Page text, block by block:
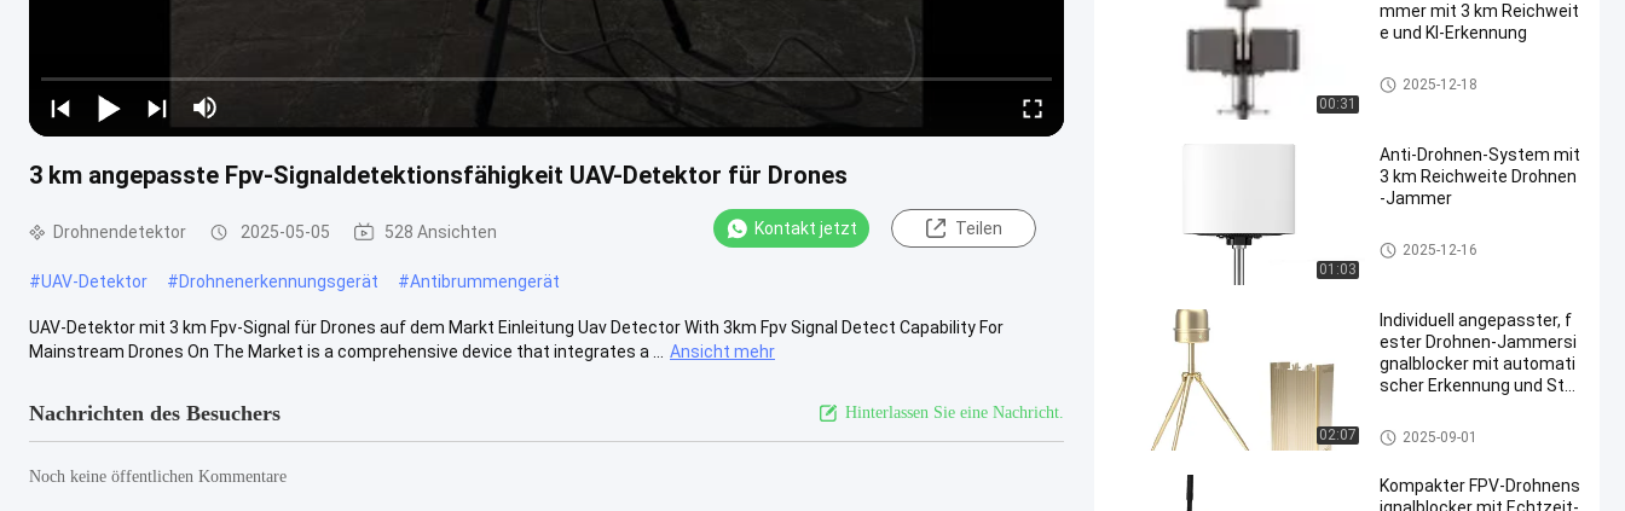
3 km angepasste Fpv-Signaldetektionsfähigkeit UAV-Detektor für Drones
Drohnendetektor 2025-05-05 528 Ansichten Kontakt jetzt Teilen
#UAV-Detektor #Drohnenerkennungsgerät #Antibrummengerät
UAV-Detektor mit 3 km Fpv-Signal für Drones auf dem Markt Einleitung Uav Detector With 3km Fpv Signal Detect Capability For
Mainstream Drones On The Market is a comprehensive device that integrates a ...
Ansicht mehr
Nachrichten des Besuchers Hinterlassen Sie eine Nachricht.
Noch keine öffentlichen Kommentare
00:31
mmer mit 3 km Reichweit
e und KI-Erkennung
FPV-Drohndetektor
2025-12-18
01:03
Anti-Drohnen-System mit
3 km Reichweite Drohnen
-Jammer
FPV-Drohndetektor
2025-12-16
02:07
Individuell angepasster, f
ester Drohnen-Jammersi
gnalblocker mit automati
scher Erkennung und Stör
Drohnen-Signalstörgerät
2025-09-01
Kompakter FPV-Drohnens